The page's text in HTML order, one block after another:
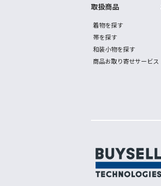
取扱商品
着物を探す
帯を探す
和装小物を探す
商品お取り寄せサービス